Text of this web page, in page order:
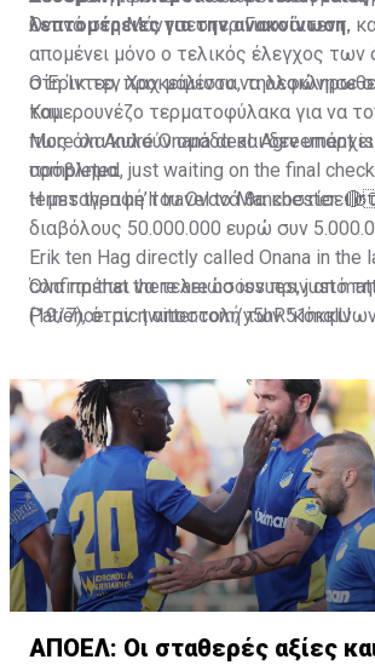
λεπτομέρειες για την ανακοίνωση.
Ονανά στη Μάντσεστερ Γιουνάιτεντ,
απομένει μόνο ο τελικός έλεγχος
στη Ίντερ, προκειμένου να
του.
Ο Έρικ τεν Χαχ μάλιστα, τηλεφώνησε
Καμερουνέζο τερματοφύλακα για να
πως όλα κυλούν ομάδα και δεν
πρόβλημα.
More on André Onana deal. Agreement
completed, just waiting on the final
terms then he’ll travel to Manchester.
Erik ten Hag directly called Onana in the
confirm that there are no issues, just
Patience.pic.twitter.com/y5hR51mqlU
Η μεταγραφή του Ονανά θα κοστίσει
διαβόλους 50.000.000 ευρώ συν
Όλα πρέπει να τελειώσουν πριν από
(19/7), όταν η αποστολή των
ΑΠΟΕΛ: Οι σταθερές αξίες